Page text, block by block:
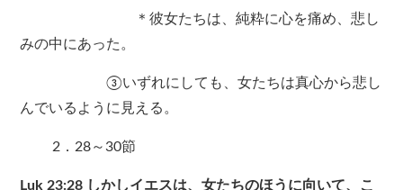
＊彼女たちは、純粋に心を痛め、悲し
みの中にあった。
③いずれにしても、女たちは真心から悲し
んでいるように見える。
2．28～30節
Luk 23:28 しかしイエスは、女たちのほうに向いて、こ